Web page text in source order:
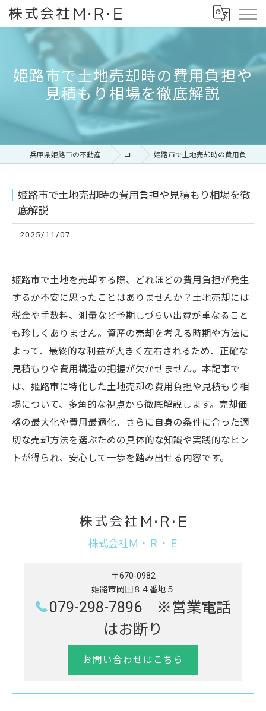
姫路市で土地売却時の費用負担や
見積もり相場を徹底解説
兵庫県姫路市の不動産なら株式会社M・R・E コラム 姫路市で土地売却時の費用負担や見積もり相場を徹底解説
姫路市で土地売却時の費用負担や見積もり相場を徹
底解説
2025/11/07
姫路市で土地を売却する際、どれほどの費用負担が発生
するか不安に思ったことはありませんか？土地売却には
税金や手数料、測量など予期しづらい出費が重なること
も珍しくありません。資産の売却を考える時期や方法に
よって、最終的な利益が大きく左右されるため、正確な
見積もりや費用構造の把握が欠かせません。本記事で
は、姫路市に特化した土地売却の費用負担や見積もり相
場について、多角的な視点から徹底解説します。売却価
格の最大化や費用最適化、さらに自身の条件に合った適
切な売却方法を選ぶための具体的な知識や実践的なヒン
トが得られ、安心して一歩を踏み出せる内容です。
株式会社Ｍ・Ｒ・Ｅ
〒670-0982
姫路市岡田８４番地５
079-298-7896 ※営業電話
はお断り
お問い合わせはこちら